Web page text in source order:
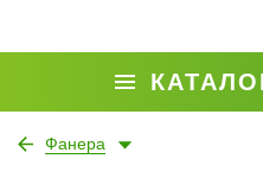
Фанера